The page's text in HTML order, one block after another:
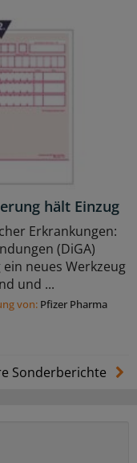
hält Einzug
Erkrankungen:
(DiGA)
neues Werkzeug
und ...
von: Pfizer Pharma
Sonderberichte